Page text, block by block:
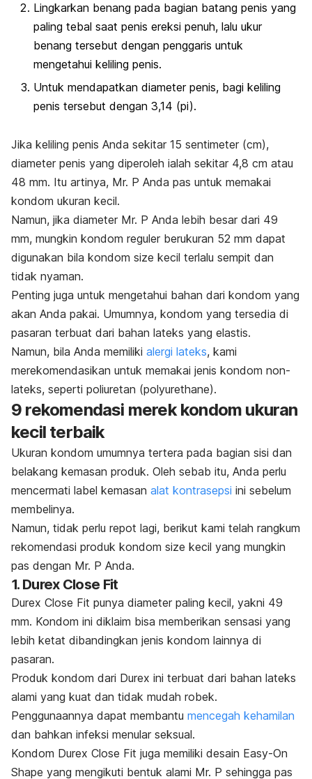
Lingkarkan benang pada bagian batang penis yang
paling tebal saat penis ereksi penuh, lalu ukur
benang tersebut dengan penggaris untuk
mengetahui keliling penis.
Untuk mendapatkan diameter penis, bagi keliling
penis tersebut dengan 3,14 (pi).
Jika keliling penis Anda sekitar 15 sentimeter (cm),
diameter penis yang diperoleh ialah sekitar 4,8 cm atau
48 mm. Itu artinya, Mr. P Anda pas untuk memakai
kondom ukuran kecil.
Namun, jika diameter Mr. P Anda lebih besar dari 49
mm, mungkin kondom reguler berukuran 52 mm dapat
digunakan bila kondom size kecil terlalu sempit dan
tidak nyaman.
Penting juga untuk mengetahui bahan dari kondom yang
akan Anda pakai. Umumnya, kondom yang tersedia di
pasaran terbuat dari bahan lateks yang elastis.
Namun, bila Anda memiliki alergi lateks, kami
merekomendasikan untuk memakai jenis kondom non-
lateks, seperti poliuretan (polyurethane).
9 rekomendasi merek kondom ukuran
kecil terbaik
Ukuran kondom umumnya tertera pada bagian sisi dan
belakang kemasan produk. Oleh sebab itu, Anda perlu
mencermati label kemasan alat kontrasepsi ini sebelum
membelinya.
Namun, tidak perlu repot lagi, berikut kami telah rangkum
rekomendasi produk kondom size kecil yang mungkin
pas dengan Mr. P Anda.
1. Durex Close Fit
Durex Close Fit punya diameter paling kecil, yakni 49
mm. Kondom ini diklaim bisa memberikan sensasi yang
lebih ketat dibandingkan jenis kondom lainnya di
pasaran.
Produk kondom dari Durex ini terbuat dari bahan lateks
alami yang kuat dan tidak mudah robek.
Penggunaannya dapat membantu mencegah kehamilan
dan bahkan infeksi menular seksual.
Kondom Durex Close Fit juga memiliki desain Easy-On
Shape yang mengikuti bentuk alami Mr. P sehingga pas